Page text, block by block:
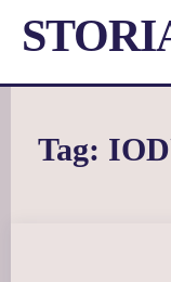
Tag: